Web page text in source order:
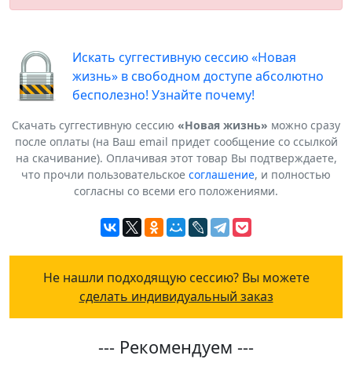
Искать суггестивную сессию «Новая
жизнь» в свободном доступе абсолютно
бесполезно! Узнайте почему!
Скачать суггестивную сессию «Новая жизнь» можно сразу
после оплаты (на Ваш email придет сообщение со ссылкой
на скачивание). Оплачивая этот товар Вы подтверждаете,
что прочли пользовательское соглашение, и полностью
согласны со всеми его положениями.
Не нашли подходящую сессию? Вы можете
сделать индивидуальный заказ
--- Рекомендуем ---